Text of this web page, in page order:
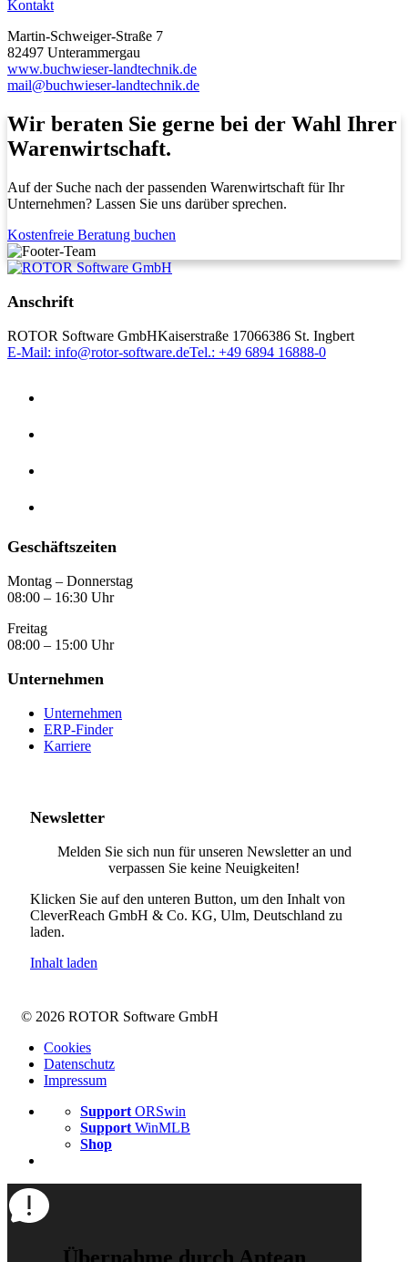
Kontakt
Martin-Schweiger-Straße 7
82497 Unterammergau
www.buchwieser-landtechnik.de
mail@buchwieser-landtechnik.de
Wir beraten Sie gerne bei der Wahl Ihrer
Warenwirtschaft.
Auf der Suche nach der passenden Warenwirtschaft für Ihr
Unternehmen? Lassen Sie uns darüber sprechen.
Kostenfreie Beratung buchen
Anschrift
ROTOR Software GmbHKaiserstraße 17066386 St. Ingbert
E-Mail: info@rotor-software.deTel.: +49 6894 16888-0
Geschäftszeiten
Montag – Donnerstag
08:00 – 16:30 Uhr
Freitag
08:00 – 15:00 Uhr
Unternehmen
Unternehmen
ERP-Finder
Karriere
Newsletter
Melden Sie sich nun für unseren Newsletter an und
verpassen Sie keine Neuigkeiten!
Klicken Sie auf den unteren Button, um den Inhalt von
CleverReach GmbH & Co. KG, Ulm, Deutschland zu
laden.
Inhalt laden
© 2026 ROTOR Software GmbH
Cookies
Datenschutz
Impressum
Support ORSwin
Support WinMLB
Shop
Übernahme durch Aptean